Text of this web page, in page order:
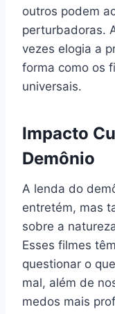
outros podem
perturbadoras.
vezes elogia a
forma como os
universais.
Impacto
Demônio
A lenda do
entretém, mas
sobre a
Esses filmes
questionar o
mal, além de
medos mais